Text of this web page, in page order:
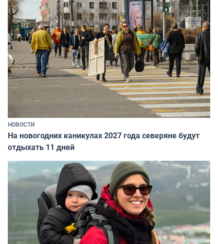
НОВОСТИ
На новогодних каникулах 2027 года северяне будут
отдыхать 11 дней